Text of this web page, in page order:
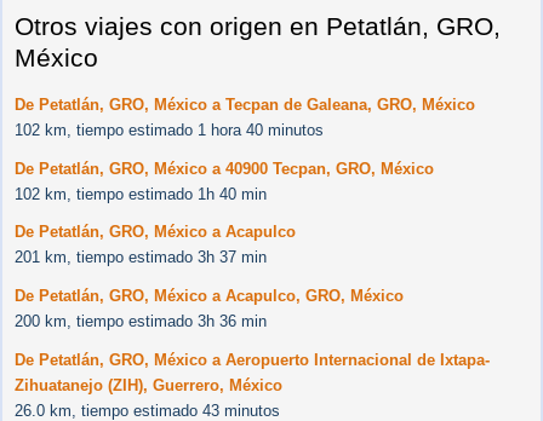
Otros viajes con origen en Petatlán, GRO,
México
De Petatlán, GRO, México a Tecpan de Galeana, GRO, México
102 km, tiempo estimado 1 hora 40 minutos
De Petatlán, GRO, México a 40900 Tecpan, GRO, México
102 km, tiempo estimado 1h 40 min
De Petatlán, GRO, México a Acapulco
201 km, tiempo estimado 3h 37 min
De Petatlán, GRO, México a Acapulco, GRO, México
200 km, tiempo estimado 3h 36 min
De Petatlán, GRO, México a Aeropuerto Internacional de Ixtapa-
Zihuatanejo (ZIH), Guerrero, México
26.0 km, tiempo estimado 43 minutos